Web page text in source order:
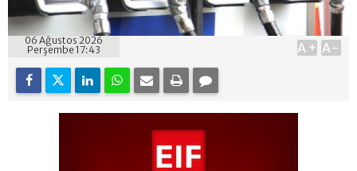
06 Ağustos 2026
Perşembe 17:43
A+ A-